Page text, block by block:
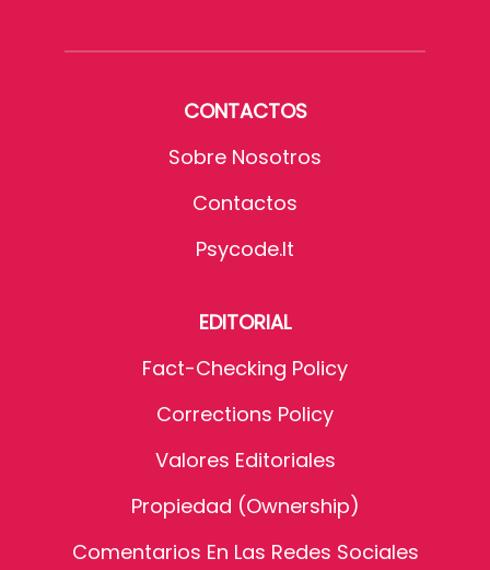
CONTACTOS
Sobre Nosotros
Contactos
Psycode.it
EDITORIAL
Fact-Checking Policy
Corrections Policy
Valores Editoriales
Propiedad (Ownership)
Comentarios En Las Redes Sociales